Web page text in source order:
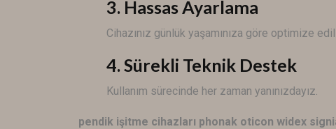
3. Hassas Ayarlama
Cihazınız günlük yaşamınıza göre optimize
4. Sürekli Teknik Destek
Kullanım sürecinde her zaman yanınızdayız.
pendik işitme cihazları phonak oticon widex